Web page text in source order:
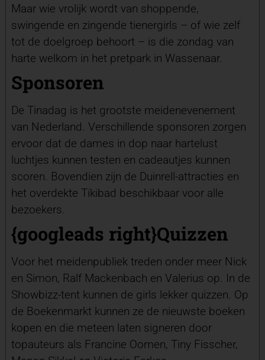
Maar wie vrolijk wordt van shoppende,
swingende en zingende tienergirls – of wie zelf
tot de doelgroep behoort – is die zondag van
harte welkom in het pretpark in Wassenaar.
Sponsoren
De Tinadag is het grootste meidenevenement
van Nederland. Verschillende sponsoren zorgen
ervoor dat de dames in dop naar hartelust
luchtjes kunnen testen en cadeautjes kunnen
scoren. Bovendien zijn de Duinrell-attracties en
het overdekte Tikibad beschikbaar voor alle
bezoekers.
{googleads right}Quizzen
Voor het meidenpubliek treden onder meer Nick
en Simon, Ralf Mackenbach en Valerius op. In de
Showbizz-tent kunnen de girls lekker quizzen. Op
de Boekenmarkt kunnen ze de nieuwste boeken
kopen en die meteen laten signeren door
topauteurs als Francine Oomen, Tiny Fisscher,